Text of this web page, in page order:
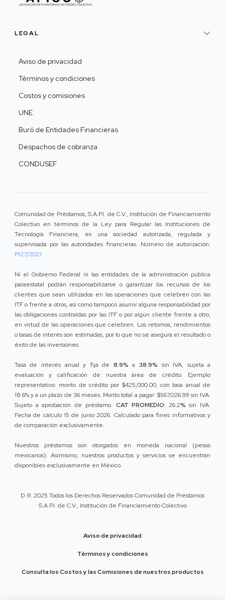
LEGAL
Aviso de privacidad
Términos y condiciones
Costos y comisiones
UNE
Buró de Entidades Financieras
Despachos de cobranza
CONDUSEF
Comunidad de Préstamos, S.A.P.I. de C.V., Institución de Financiamiento
Colectivo en términos de la Ley para Regular las Instituciones de
Tecnología Financiera, es una sociedad autorizada, regulada y
supervisada por las autoridades financieras. Número de autorización:
P127/2021
Ni el Gobierno Federal ni las entidades de la administración pública
paraestatal podrán responsabilizarse o garantizar los recursos de los
clientes que sean utilizados en las operaciones que celebren con las
ITF o frente a otros, así como tampoco asumir alguna responsabilidad por
las obligaciones contraídas por las ITF o por algún cliente frente a otro,
en virtud de las operaciones que celebren. Los retornos, rendimientos
o tasas de interés son estimadas, por lo que no se asegura el resultado o
éxito de las inversiones.
Tasa de interés anual y fija de 8.9% a 38.9% sin IVA, sujeta a
evaluación y calificación de nuestra área de crédito. Ejemplo
representativo: monto de crédito por $425,000.00, con tasa anual de
18.6% y a un plazo de 36 meses. Monto total a pagar: $567,026.99 sin IVA.
Sujeto a aprobación de préstamo. CAT PROMEDIO: 26.2% sin IVA.
Fecha de cálculo 15 de junio 2026. Calculado para fines informativos y
de comparación exclusivamente.
Nuestros préstamos son otorgados en moneda nacional (pesos
mexicanos). Asimismo, nuestros productos y servicios se encuentran
disponibles exclusivamente en México.
D. R. 2025 Todos los Derechos Reservados Comunidad de Préstamos
S.A.P.I. de C.V., Institución de Financiamiento Colectivo
Aviso de privacidad
Términos y condiciones
Consulta los Costos y las Comisiones de nuestros productos